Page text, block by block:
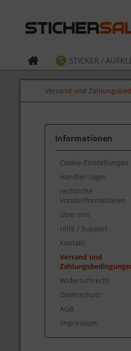
STICKER /
Versand und
Informationen
Cookie-Einstellungen
Händler-Login
rechtliche
Vorabinformationen
Über uns
Hilfe / Support
Kontakt
Versand und
Widerrufsrecht
Datenschutz
AGB
Impressum